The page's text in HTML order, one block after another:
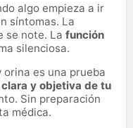
algo empieza a ir
síntomas. La
se note. La función
silenciosa.
es una prueba
y objetiva de tu
Sin preparación
médica.